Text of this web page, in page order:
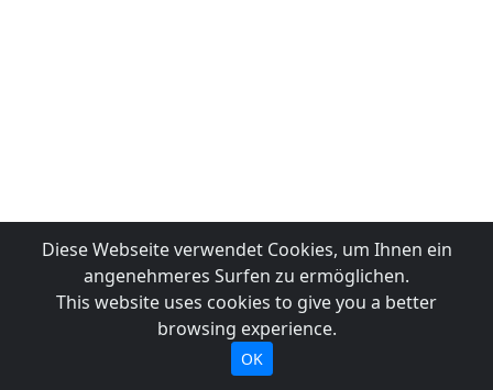
Diese Webseite verwendet Cookies, um Ihnen ein
angenehmeres Surfen zu ermöglichen.
This website uses cookies to give you a better
browsing experience.
OK